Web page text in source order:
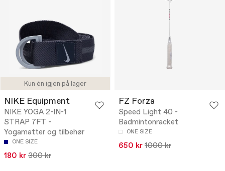
Kun én igjen på lager
NIKE Equipment
NIKE YOGA 2-IN-1
STRAP 7FT -
Yogamatter og tilbehør
ONE SIZE
180 kr 300 kr
FZ Forza
Speed Light 40 -
Badmintonracket
ONE SIZE
650 kr 1000 kr